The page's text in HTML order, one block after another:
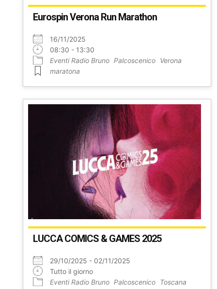
Eurospin Verona Run Marathon
16/11/2025
08:30 - 13:30
Eventi Radio Bruno Palcoscenico Verona
maratona
LUCCA COMICS & GAMES 2025
29/10/2025 - 02/11/2025
Tutto il giorno
Eventi Radio Bruno Palcoscenico Toscana